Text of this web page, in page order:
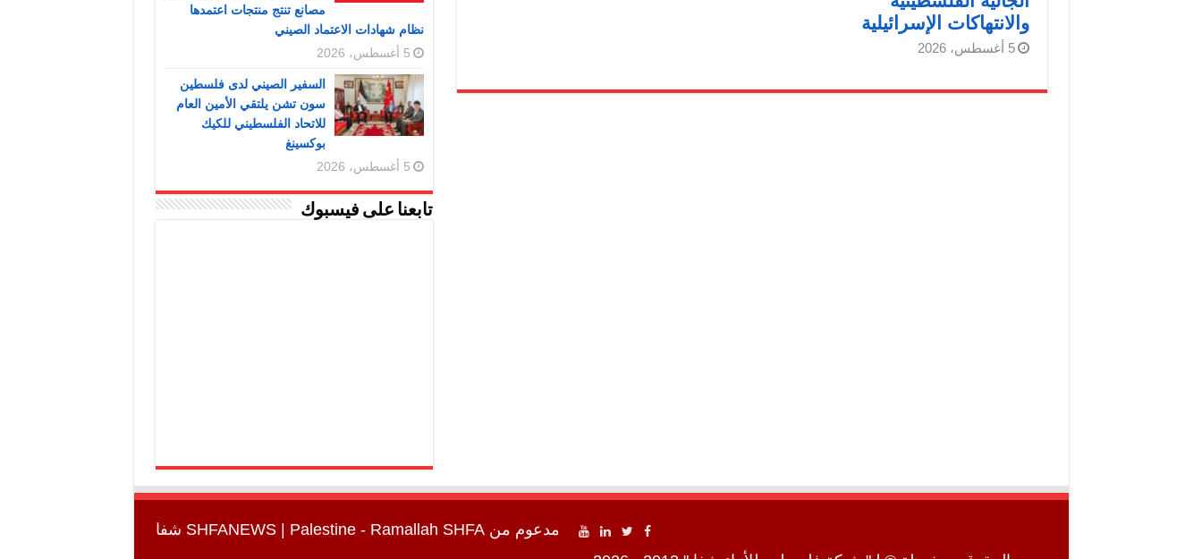
والانتهاكات الإسرائيلية
5 أغسطس، 2026
مصانع تنتج منتجات اعتمدها
نظام شهادات الاعتماد الصيني
5 أغسطس، 2026
السفير الصيني لدى فلسطين
سون تشن يلتقي الأمين العام
للاتحاد الفلسطيني للكيك
بوكسينغ
5 أغسطس، 2026
تابعنا على فيسبوك
مدعوم من SHFANEWS| Palestine - Ramallah SHFA شفا